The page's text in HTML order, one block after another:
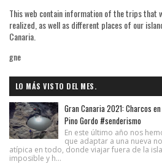
This web contain information of the trips that
realized, as well as different places of our
Canaria.
A
LO MÁS VISTO DEL MES.
Gran Canaria 2021: Charcos
Pino Gordo #senderismo
En este último año nos
que adaptar a una nueva
atípica en todo, donde viajar fuera de la
imposible y h...